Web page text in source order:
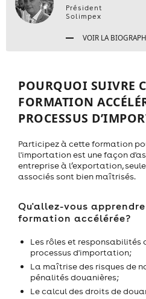
Président
Solimpex
VOIR LA
POURQUOI SUIVRE
FORMATION
PROCESSUS
Participez à cette formation
l'importation est une façon
entreprise à l’exportation,
associés sont bien maîtrisés.
Qu'allez-vous
formation accélérée?
Les rôles et responsabilités
processus d'importation;
La maîtrise des risques de
pénalités douanières;
Le calcul des droits de